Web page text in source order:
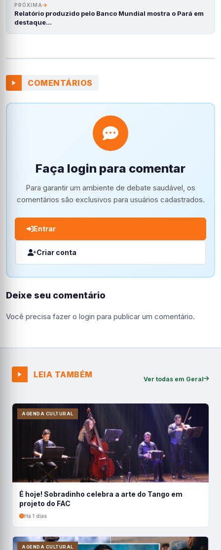
PRÓXIMA
Relatório produzido pelo Banco Mundial mostra o Pará em
destaque…
COMENTÁRIOS
Faça login para comentar
Para garantir um ambiente de debate saudável, os
comentários são exclusivos para usuários cadastrados.
Entrar
Criar conta
Deixe seu comentário
Você precisa fazer o login para publicar um comentário.
LEIA TAMBÉM Ver todas em Geral
AGENDA CULTURAL
É hoje! Sobradinho celebra a arte do Tango em
projeto do FAC
Há 1 dias
AGENDA CULTURAL